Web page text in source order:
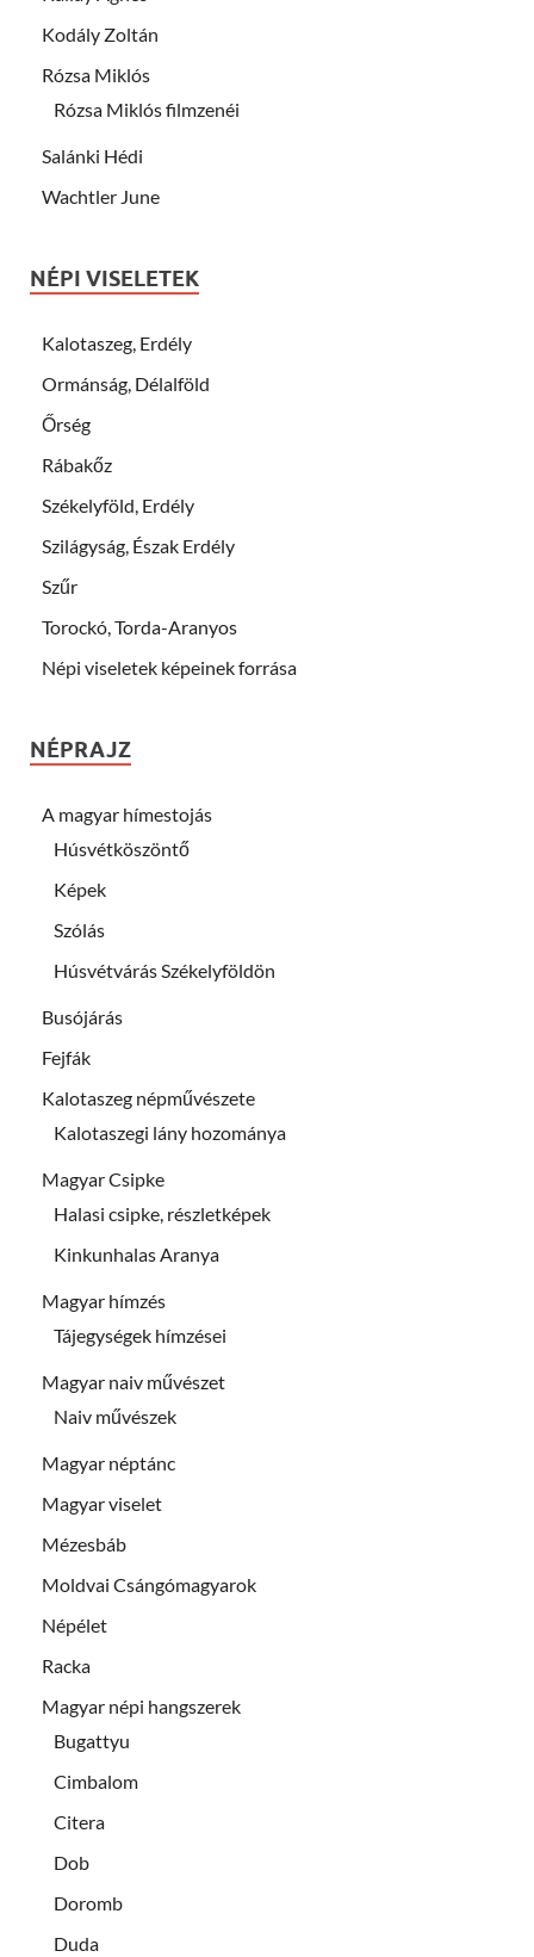
Kodály Zoltán
Rózsa Miklós
Rózsa Miklós filmzenéi
Salánki Hédi
Wachtler June
NÉPI VISELETEK
Kalotaszeg, Erdély
Ormánság, Délalföld
Őrség
Rábakőz
Székelyföld, Erdély
Szilágyság, Észak Erdély
Szűr
Torockó, Torda-Aranyos
Népi viseletek képeinek forrása
NÉPRAJZ
A magyar hímestojás
Húsvétköszöntő
Képek
Szólás
Húsvétvárás Székelyföldön
Busójárás
Fejfák
Kalotaszeg népművészete
Kalotaszegi lány hozománya
Magyar Csipke
Halasi csipke, részletképek
Kinkunhalas Aranya
Magyar hímzés
Tájegységek hímzései
Magyar naiv művészet
Naiv művészek
Magyar néptánc
Magyar viselet
Mézesbáb
Moldvai Csángómagyarok
Népélet
Racka
Magyar népi hangszerek
Bugattyu
Cimbalom
Citera
Dob
Doromb
Duda